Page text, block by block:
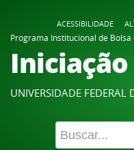
ACESSIBILIDADE
Programa Institucional de Bolsa
UNIVERSIDADE